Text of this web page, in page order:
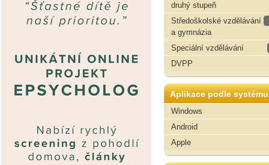
druhý stupeň
Středoškolské vzdělávání
a gymnázia
Speciální vzdělávání
DVPP
Aplikace podle systému
Windows
Android
Apple